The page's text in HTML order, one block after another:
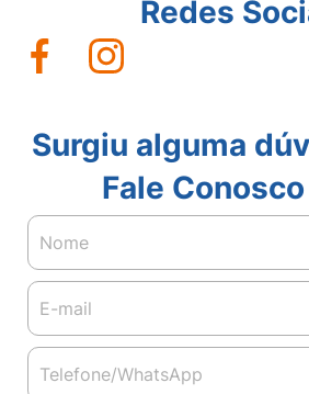
Redes
Surgiu alguma
Fale Conosco